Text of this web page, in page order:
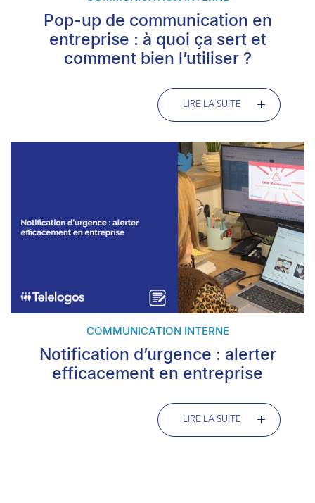
Pop-up de communication en
entreprise : à quoi ça sert et
comment bien l’utiliser ?
LIRE LA SUITE
COMMUNICATION INTERNE
Notification d’urgence : alerter
efficacement en entreprise
LIRE LA SUITE